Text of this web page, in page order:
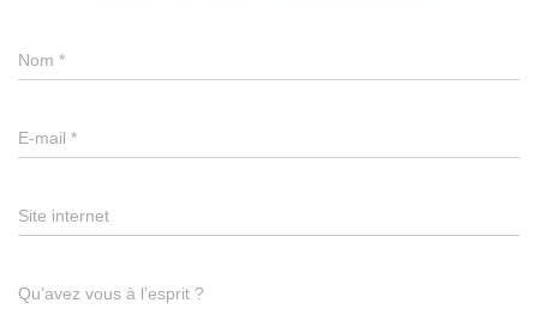
Nom *
E-mail *
Site internet
Qu’avez vous à l’esprit ?